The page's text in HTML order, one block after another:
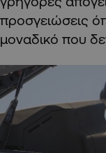
προσγειώσεις
μοναδικό που